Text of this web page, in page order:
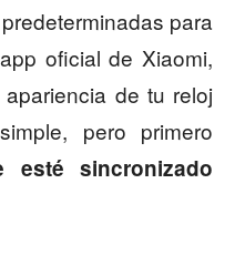
para
oficial de Xiaomi,
de tu reloj
pero primero
esté sincronizado